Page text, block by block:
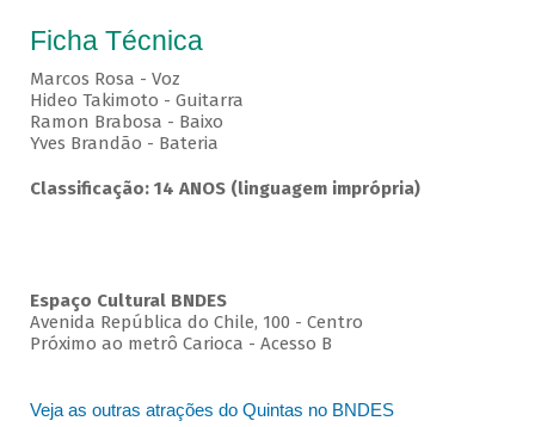
Ficha Técnica
Marcos Rosa - Voz
Hideo Takimoto - Guitarra
Ramon Brabosa - Baixo
Yves Brandão - Bateria
Classificação: 14 ANOS (linguagem imprópria)
Espaço Cultural BNDES
Avenida República do Chile, 100 - Centro
Próximo ao metrô Carioca - Acesso B
Veja as outras atrações do Quintas no BNDES